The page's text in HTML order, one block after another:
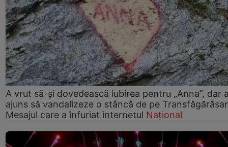
A vrut să-și dovedească iubirea pentru „Anna”, dar
ajuns să vandalizeze o stâncă de pe
Mesajul care a înfuriat internetul Național